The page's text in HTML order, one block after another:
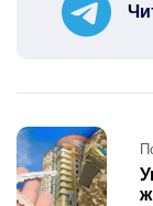
Post
navigation